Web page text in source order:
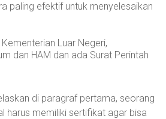
paling efektif untuk menyelesaikan
Luar Negeri,
dan HAM dan ada Surat Perintah
di paragraf pertama, seorang
harus memiliki sertifikat agar bisa